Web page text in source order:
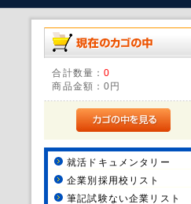
合計数量：0
商品金額：0円
就活ドキュメンタリー
企業別採用校リスト
筆記試験ない企業リスト